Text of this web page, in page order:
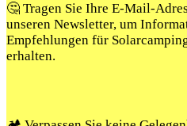
🤔 Tragen Sie Ihre E-Mail-
unseren Newsletter, um
Empfehlungen für
erhalten.